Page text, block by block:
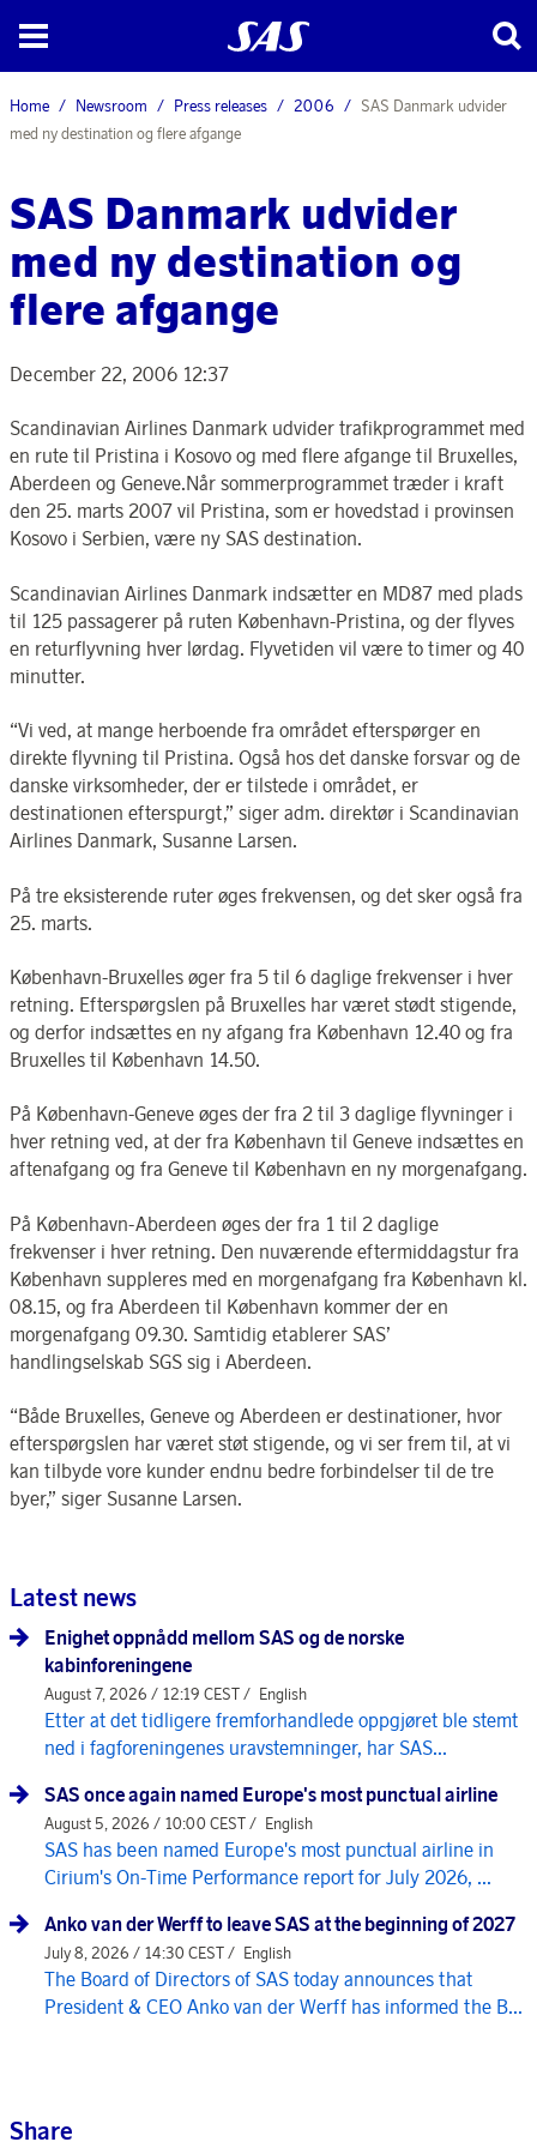
Home Newsroom Press releases 2006
SAS Danmark udvider
med ny destination og flere afgange
SAS Danmark udvider
med ny destination og
flere afgange
December 22, 2006 12:37
Scandinavian Airlines Danmark udvider trafikprogrammet med
en rute til Pristina i Kosovo og med flere afgange til Bruxelles,
Aberdeen og Geneve.Når sommerprogrammet træder i kraft
den 25. marts 2007 vil Pristina, som er hovedstad i provinsen
Kosovo i Serbien, være ny SAS destination.
Scandinavian Airlines Danmark indsætter en MD87 med plads
til 125 passagerer på ruten København-Pristina, og der flyves
en returflyvning hver lørdag. Flyvetiden vil være to timer og 40
minutter.
“Vi ved, at mange herboende fra området efterspørger en
direkte flyvning til Pristina. Også hos det danske forsvar og de
danske virksomheder, der er tilstede i området, er
destinationen efterspurgt,” siger adm. direktør i Scandinavian
Airlines Danmark, Susanne Larsen.
På tre eksisterende ruter øges frekvensen, og det sker også fra
25. marts.
København-Bruxelles øger fra 5 til 6 daglige frekvenser i hver
retning. Efterspørgslen på Bruxelles har været stødt stigende,
og derfor indsættes en ny afgang fra København 12.40 og fra
Bruxelles til København 14.50.
På København-Geneve øges der fra 2 til 3 daglige flyvninger i
hver retning ved, at der fra København til Geneve indsættes en
aftenafgang og fra Geneve til København en ny morgenafgang.
På København-Aberdeen øges der fra 1 til 2 daglige
frekvenser i hver retning. Den nuværende eftermiddagstur fra
København suppleres med en morgenafgang fra København kl.
08.15, og fra Aberdeen til København kommer der en
morgenafgang 09.30. Samtidig etablerer SAS’
handlingselskab SGS sig i Aberdeen.
“Både Bruxelles, Geneve og Aberdeen er destinationer, hvor
efterspørgslen har været støt stigende, og vi ser frem til, at vi
kan tilbyde vore kunder endnu bedre forbindelser til de tre
byer,” siger Susanne Larsen.
Latest news
Enighet oppnådd mellom SAS og de norske
kabinforeningene
August 7, 2026 / 12:19 CEST / English
Etter at det tidligere fremforhandlede oppgjøret ble stemt
ned i fagforeningenes uravstemninger, har SAS...
SAS once again named Europe's most punctual airline
August 5, 2026 / 10:00 CEST / English
SAS has been named Europe's most punctual airline in
Cirium's On-Time Performance report for July 2026, ...
Anko van der Werff to leave SAS at the beginning of 2027
July 8, 2026 / 14:30 CEST / English
The Board of Directors of SAS today announces that
President & CEO Anko van der Werff has informed the B...
Share